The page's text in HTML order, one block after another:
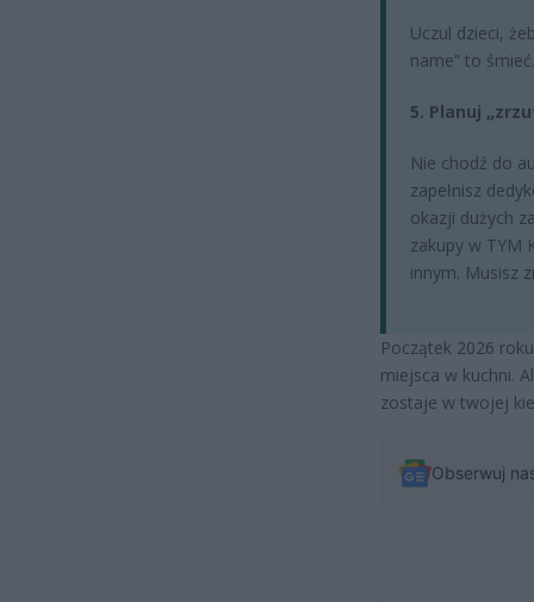
Uczul dzieci,
name” to śmieć.
5. Planuj
Nie chodź do
zapełnisz
okazji dużych
zakupy w TYM
innym. Musisz
Początek 2026
miejsca w kuchni.
zostaje w twojej
Obserwuj